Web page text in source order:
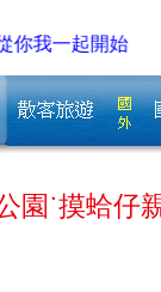
開始
˙摸蛤仔